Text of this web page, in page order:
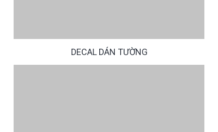
DECAL DÁN TƯỜNG